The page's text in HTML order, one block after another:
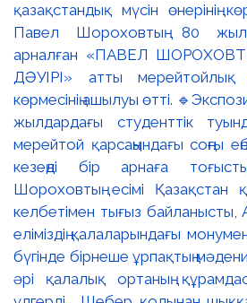
қазақстандық мүсін өнерінің
Павел Шороховтың 80
арналған «ПАВЕЛ
ДӘУІРІ» атты мерейтойлық
көрмесінің ашылуы өтті.
жылдардағы студенттік
мерейтой қарсаңындағы соңғы
кезеңді бір арнаға
Шороховтың есімі Қазақстан
келбетімен тығыз
еліміздің қалаларындағы
бүгінде бірнеше ұрпақтың
әрі қалалық ортаның